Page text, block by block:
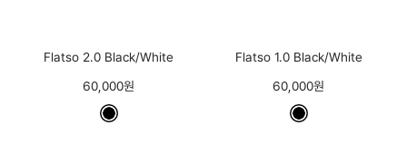
Flatso 2.0 Black/White
60,000원
Flatso 1.0 Black/White
60,000원